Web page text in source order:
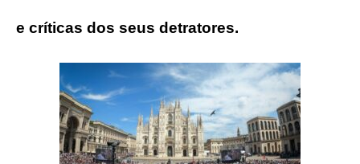
e críticas dos seus detratores.